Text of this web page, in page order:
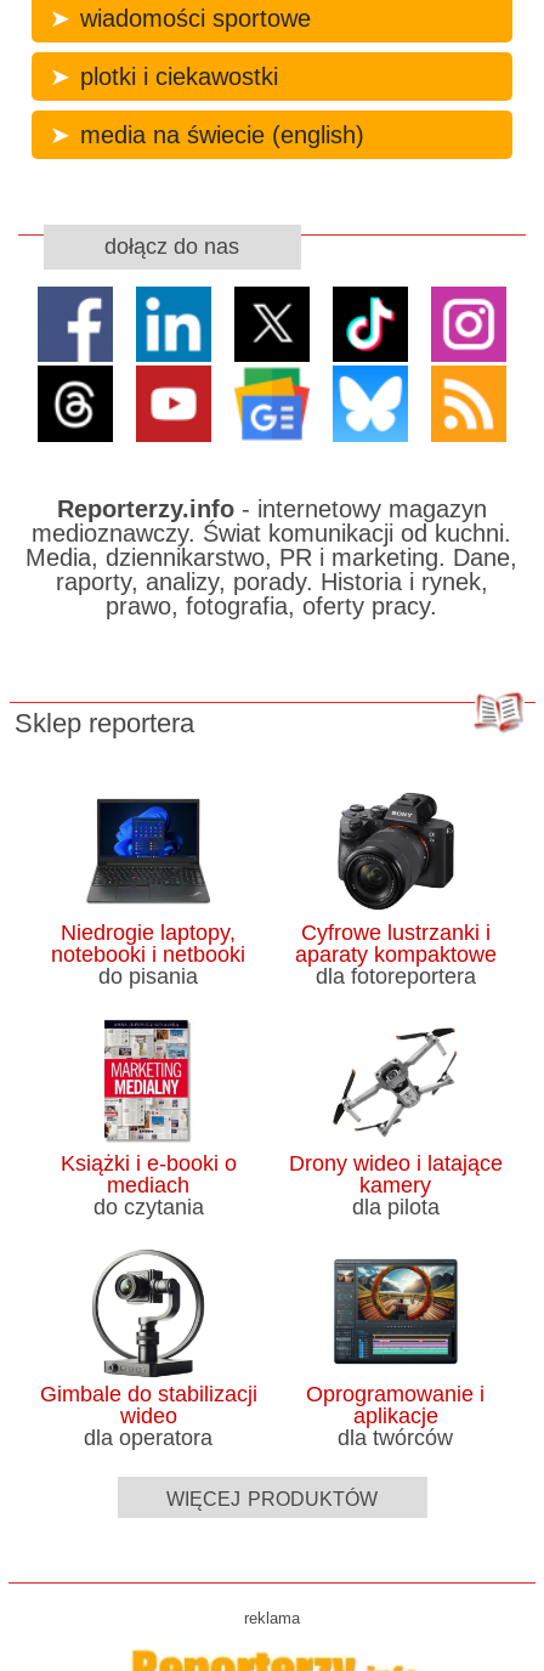
wiadomości sportowe
plotki i ciekawostki
media na świecie (english)
dołącz do nas
Reporterzy.info- internetowy magazyn
medioznawczy. Świat komunikacji od kuchni.
Media, dziennikarstwo, PR i marketing. Dane,
raporty, analizy, porady. Historia i rynek,
prawo, fotografia, oferty pracy.
Sklep reportera
Niedrogie laptopy,
notebooki i netbooki
do pisania
Cyfrowe lustrzanki i
aparaty kompaktowe
dla fotoreportera
Książki i e-booki o
mediach
do czytania
Drony wideo i latające
kamery
dla pilota
Gimbale do stabilizacji
wideo
dla operatora
Oprogramowanie i
aplikacje
dla twórców
więcej produktów
reklama